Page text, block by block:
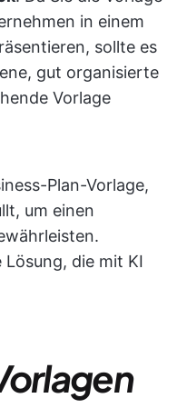
in einem
sollte es
gut organisierte
Vorlage
Plan-Vorlage,
um einen
die mit KI